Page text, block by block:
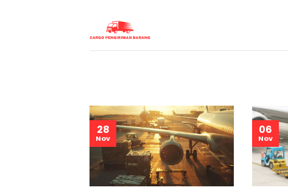
28
Nov
06
Nov